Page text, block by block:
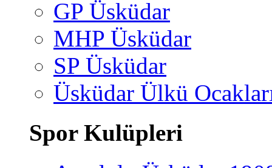
GP Üsküdar
MHP Üsküdar
SP Üsküdar
Üsküdar Ülkü
Spor Kulüpleri